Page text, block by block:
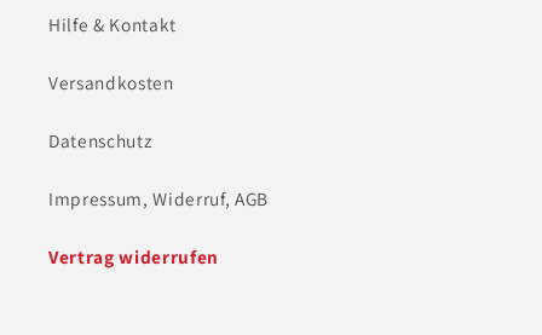
Hilfe & Kontakt
Versandkosten
Datenschutz
Impressum, Widerruf, AGB
Vertrag widerrufen